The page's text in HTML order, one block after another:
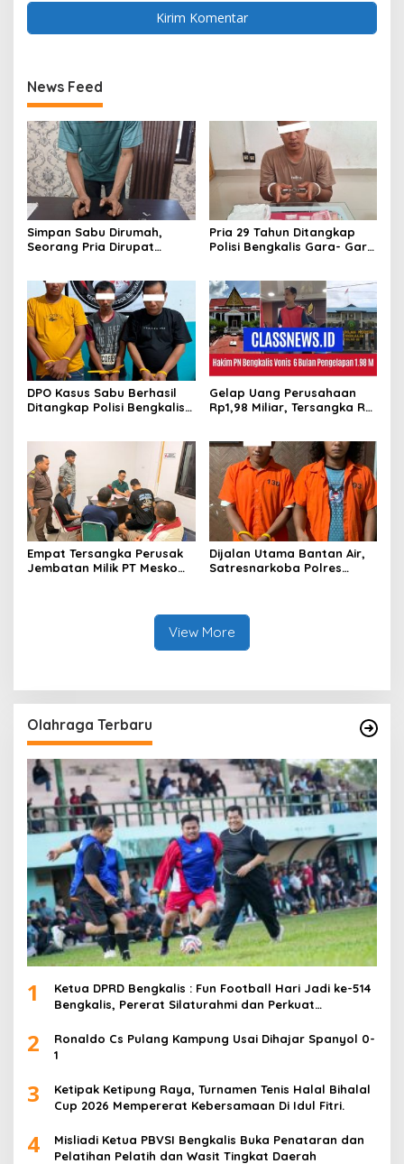
News Feed
Simpan Sabu Dirumah,
Seorang Pria Dirupat
Pria 29 Tahun Ditangkap
Polisi Bengkalis Gara- Gara
DPO Kasus Sabu Berhasil
Ditangkap Polisi Bengkalis,
Gelap Uang Perusahaan
Rp1,98 Miliar, Tersangka RS
Banding
Empat Tersangka Perusak
Jembatan Milik PT Meskom
Dijalan Utama Bantan Air,
Satresnarkoba Polres
View More
Olahraga Terbaru
1
Ketua DPRD Bengkalis : Fun Football Hari Jadi ke-514
Bengkalis, Pererat Silaturahmi dan Perkuat
2
Ronaldo Cs Pulang Kampung Usai Dihajar Spanyol 0-
1
3
Ketipak Ketipung Raya, Turnamen Tenis Halal Bihalal
Cup 2026 Mempererat Kebersamaan Di Idul Fitri.
4
Misliadi Ketua PBVSI Bengkalis Buka Penataran dan
Pelatihan Pelatih dan Wasit Tingkat Daerah